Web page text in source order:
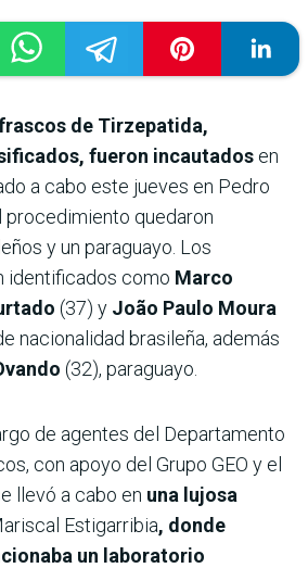
de Tirzepatida,
fueron incautados en
a cabo este jueves en Pedro
procedimiento quedaron
y un paraguayo. Los
identificados como Marco
(37) y João Paulo Moura
nacionalidad brasileña, además
(32), paraguayo.
de agentes del Departamento
con apoyo del Grupo GEO y el
llevó a cabo en una lujosa
Estigarribia, donde
un laboratorio